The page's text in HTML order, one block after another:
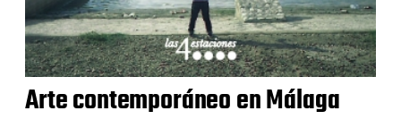
Arte contemporáneo en Málaga